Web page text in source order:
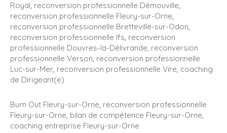
Royal, reconversion professionnelle Démouville,
reconversion professionnelle Fleury-sur-Orne,
reconversion professionnelle Bretteville-sur-Odon,
reconversion professionnelle Ifs, reconversion
professionnelle Douvres-la-Délivrande, reconversion
professionnelle Verson, reconversion professionnelle
Luc-sur-Mer, reconversion professionnelle Vire, coaching
de Dirigeant(e)
Burn Out Fleury-sur-Orne, reconversion professionnelle
Fleury-sur-Orne, bilan de compétence Fleury-sur-Orne,
coaching entreprise Fleury-sur-Orne